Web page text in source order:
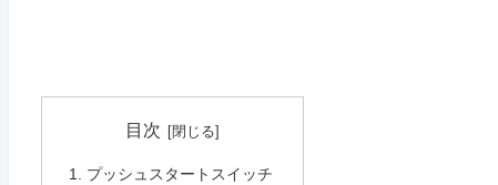
目次
プッシュスタートスイッチ